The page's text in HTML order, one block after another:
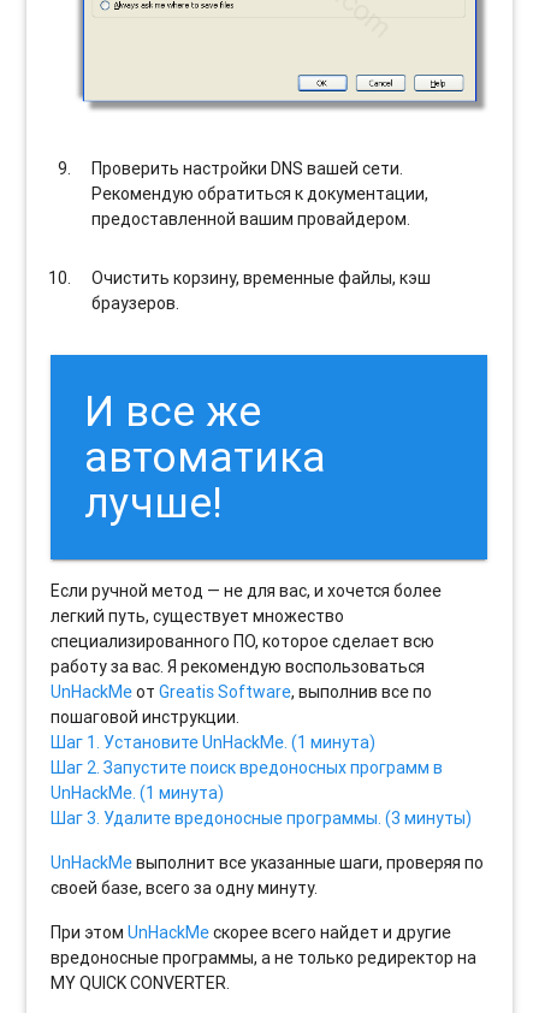
Проверить настройки DNS вашей сети.
Рекомендую обратиться к документации,
предоставленной вашим провайдером.
Очистить корзину, временные файлы, кэш
браузеров.
И все же
автоматика
лучше!
Если ручной метод — не для вас, и хочется более
легкий путь, существует множество
специализированного ПО, которое сделает всю
работу за вас. Я рекомендую воспользоваться
UnHackMeотGreatis Software, выполнив все по
пошаговой инструкции.
Шаг 1. Установите UnHackMe. (1 минута)
Шаг 2. Запустите поиск вредоносных программ в
UnHackMe. (1 минута)
Шаг 3. Удалите вредоносные программы. (3 минуты)
UnHackMeвыполнит все указанные шаги, проверяя по
своей базе, всего за одну минуту.
При этомUnHackMeскорее всего найдет и другие
вредоносные программы, а не только редиректор на
MY QUICK CONVERTER.